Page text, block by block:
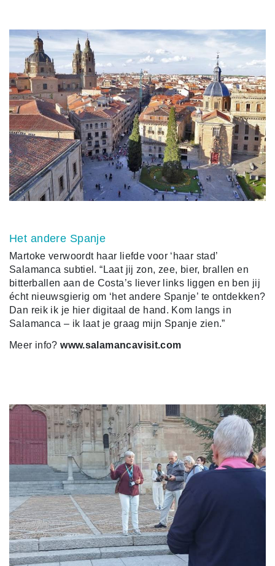
Het andere Spanje
Martoke verwoordt haar liefde voor ‘haar stad’
Salamanca subtiel. “Laat jij zon, zee, bier, brallen en
bitterballen aan de Costa’s liever links liggen en ben jij
écht nieuwsgierig om ‘het andere Spanje’ te ontdekken?
Dan reik ik je hier digitaal de hand. Kom langs in
Salamanca – ik laat je graag mijn Spanje zien.”
Meer info? www.salamancavisit.com